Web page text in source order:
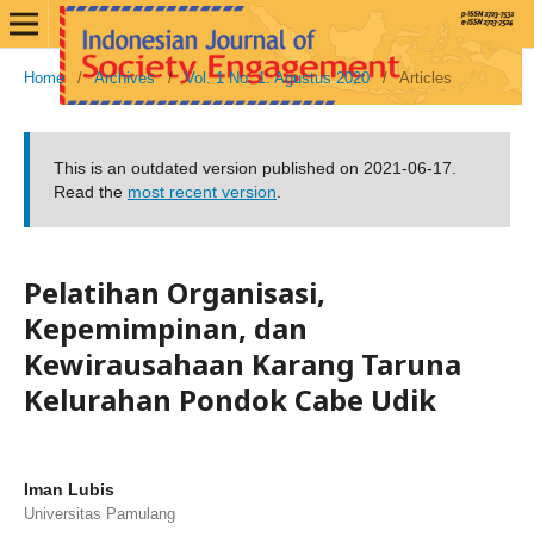
Home / Archives / Vol. 1 No. 1: Agustus 2020 / Articles
This is an outdated version published on 2021-06-17.
Read the most recent version
Pelatihan Organisasi,
Kepemimpinan, dan
Kewirausahaan Karang Taruna
Kelurahan Pondok Cabe Udik
Iman Lubis
Universitas Pamulang